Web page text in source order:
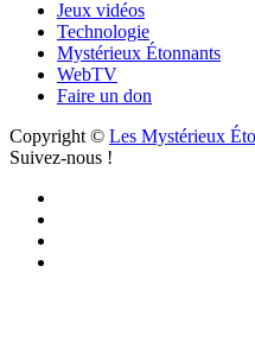
Jeux vidéos
Technologie
Mystérieux Étonnants
WebTV
Faire un don
Copyright © Les Mystérieux
Suivez-nous !